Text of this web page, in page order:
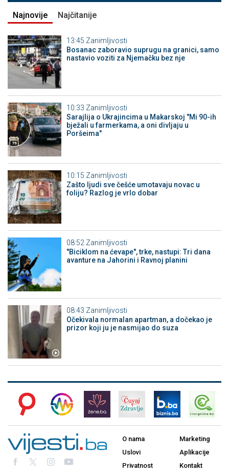
Najnovije Najčitanije
13:45 Zanimljivosti
Bosanac zaboravio suprugu na granici, samo
nastavio voziti za Njemačku bez nje
10:33 Zanimljivosti
Sarajlija o Ukrajincima u Makarskoj "Mi 90-ih
bježali u farmerkama, a oni divljaju u
Poršeima"
10:15 Zanimljivosti
Zašto ljudi sve češće umotavaju novac u
foliju? Razlog je vrlo dobar
08:52 Zanimljivosti
"Biciklom na ćevape", trke, nastupi: Tri dana
avanture na Jahorini i Ravnoj planini
08:43 Zanimljivosti
Očekivala normalan apartman, a dočekao je
prizor koji ju je nasmijao do suza
O nama
Uslovi
Privatnost
Marketing
Aplikacije
Kontakt